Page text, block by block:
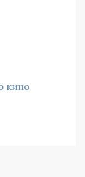
кино